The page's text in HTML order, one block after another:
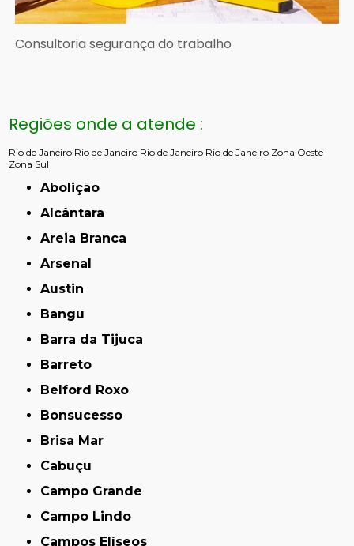
Consultoria segurança do trabalho
Regiões onde a atende :
Rio de Janeiro Rio de Janeiro Rio de Janeiro Rio de Janeiro Zona Oeste
Zona Sul
Abolição
Alcântara
Areia Branca
Arsenal
Austin
Bangu
Barra da Tijuca
Barreto
Belford Roxo
Bonsucesso
Brisa Mar
Cabuçu
Campo Grande
Campo Lindo
Campos Elíseos